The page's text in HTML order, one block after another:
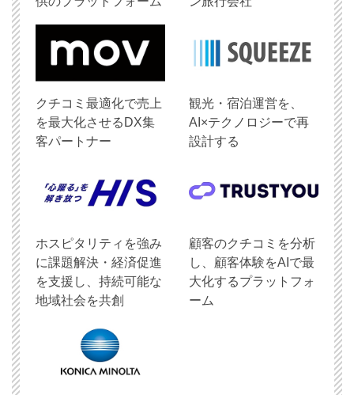
クチコミ最適化で売上
を最大化させるDX集
客パートナー
観光・宿泊運営を、
AI×テクノロジーで再
設計する
ホスピタリティを強み
に課題解決・経済促進
を支援し、持続可能な
地域社会を共創
顧客のクチコミを分析
し、顧客体験をAIで最
大化するプラットフォ
ーム